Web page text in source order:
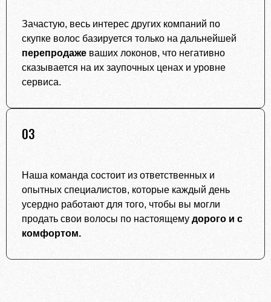
Зачастую, весь интерес других компаний по
скупке волос базируется только на дальнейшей
перепродаже ваших локонов, что негативно
сказывается на их заупочных ценах и уровне
сервиса.
03
Наша команда состоит из ответственных и
опытных специалистов, которые каждый день
усердно работают для того, чтобы вы могли
продать свои волосы по настоящему дорого и с
комфортом.